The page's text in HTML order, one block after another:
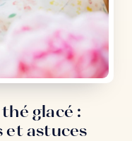
glacé :
et astuces